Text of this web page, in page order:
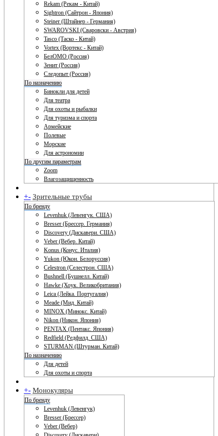
Rekam (Рекам - Китай)
Sightron (Сайтрон - Япония)
Steiner (Штайнер - Германия)
SWAROVSKI (Сваровски - Австрия)
Tasco (Таско - Китай)
Vortex (Вортекс - Китай)
БелОМО (Россия)
Зенит (Россия)
Следопыт (Россия)
По назначению
Бинокли для детей
Для театра
Для охоты и рыбалки
Для туризма и спорта
Армейские
Полевые
Морские
Для астрономии
По другим параметрам
Zoom
Влагозащищенность
+- Зрительные трубы
По бренду
Levenhuk (Левенгук. США)
Bresser (Брессер. Германия)
Discovery (Дискавери. США)
Veber (Вебер. Китай)
Konus (Конус. Италия)
Yukon (Юкон. Белоруссия)
Celestron (Селестрон. США)
Bushnell (Бушнелл. Китай)
Hawke (Хоук. Великобритания)
Leica (Лейка. Португалия)
Meade (Мид. Китай)
MINOX (Минокс. Китай)
Nikon (Никон. Япония)
PENTAX (Пентакс. Япония)
Redfield (Редфилд. США)
STURMAN (Штурман. Китай)
По назначению
Для детей
Для охоты и спорта
+- Монокуляры
По бренду
Levenhuk (Левенгук)
Bresser (Брессер)
Veber (Вебер)